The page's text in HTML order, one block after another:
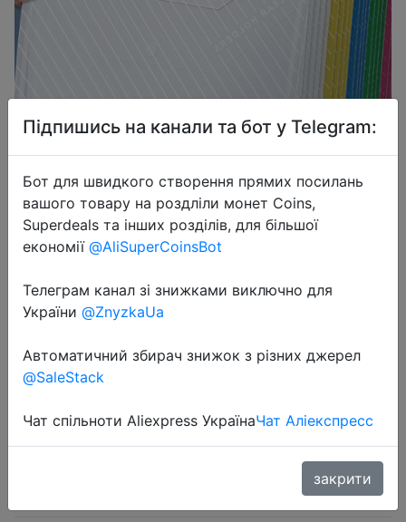
2024-05-11
Plastic Documents Filing Storage
Bag Student Organizer Information
Pocket Folders Stationery
$1.77
Підпишись на канали та бот у Telegram:
Бот для швидкого створення прямих посилань
вашого товару на роздліли монет Coins,
Superdeals та інших розділів, для більшої
економії @AliSuperCoinsBot
Телеграм канал зі знижками виключно для
України @ZnyzkaUa
Автоматичний збирач знижок з різних джерел
@SaleStack
Чат спільноти Aliexpress УкраїнаЧат Аліекспресс
закрити